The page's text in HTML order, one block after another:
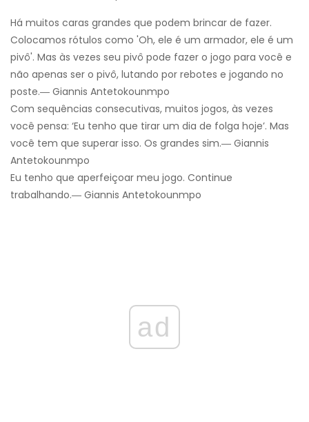
Há muitos caras grandes que podem brincar de fazer.
Colocamos rótulos como 'Oh, ele é um armador, ele é um
pivô'. Mas às vezes seu pivô pode fazer o jogo para você e
não apenas ser o pivô, lutando por rebotes e jogando no
poste.― Giannis Antetokounmpo
Com sequências consecutivas, muitos jogos, às vezes
você pensa: ‘Eu tenho que tirar um dia de folga hoje’. Mas
você tem que superar isso. Os grandes sim.― Giannis
Antetokounmpo
Eu tenho que aperfeiçoar meu jogo. Continue
trabalhando.― Giannis Antetokounmpo
ad